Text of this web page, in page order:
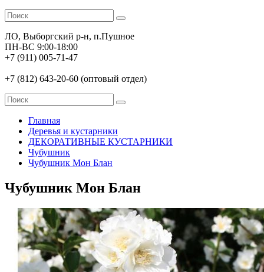
ЛО, Выборгский р-н, п.Пушное
ПН-ВС 9:00-18:00
+7 (911) 005-71-47
+7 (812) 643-20-60 (оптовый отдел)
Главная
Деревья и кустарники
ДЕКОРАТИВНЫЕ КУСТАРНИКИ
Чубушник
Чубушник Мон Блан
Чубушник Мон Блан